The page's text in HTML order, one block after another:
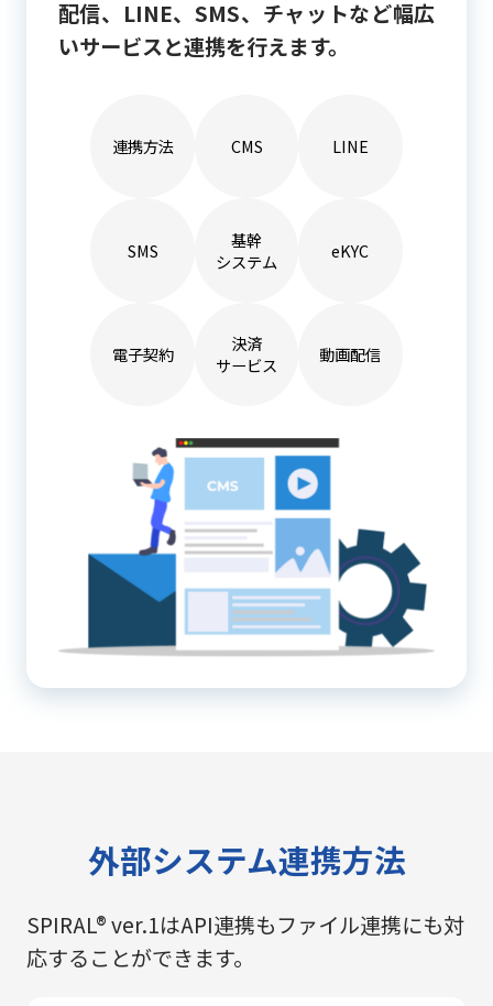
配信、LINE、SMS、チャットなど幅広
いサービスと連携を行えます。
連携方法 CMS LINE
SMS
基幹
システム
eKYC
電子契約
決済
サービス
動画配信
外部システム連携方法
SPIRAL® ver.1はAPI連携もファイル連携にも対
応することができます。